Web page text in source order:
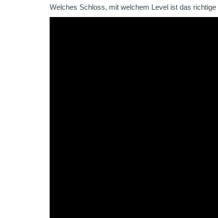
Welches Schloss, mit welchem Level ist das richtige